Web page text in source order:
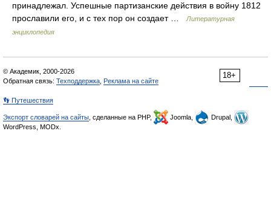
принадлежал. Успешные партизанские действия в войну 1812
прославили его, и с тех пор он создает …
Литературная
энциклопедия
18+
© Академик, 2000-2026
Обратная связь: Техподдержка Реклама на сайте
👣 Путешествия
Экспорт словарей на сайты , сделанные на PHP, Joomla,
Drupal,
WordPress, MODx.